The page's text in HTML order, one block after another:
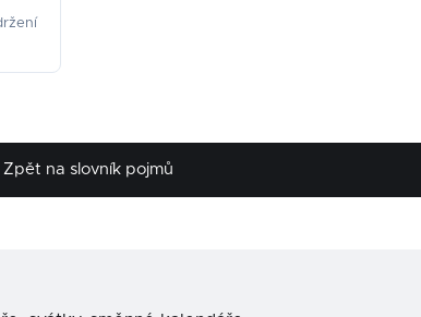
na slovník pojmů